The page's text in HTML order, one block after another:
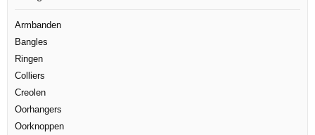
Armbanden
Bangles
Ringen
Colliers
Creolen
Oorhangers
Oorknoppen